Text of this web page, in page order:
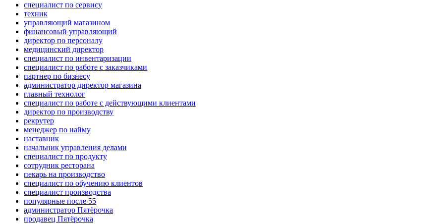
специалист по сервису
техник
управляющий магазином
финансовый управляющий
директор по персоналу
медицинский директор
специалист по инвентаризации
специалист по работе с заказчиками
партнер по бизнесу
администратор директор магазина
главный технолог
специалист по работе с действующими клиентами
директор по производству
рекрутер
менеджер по найму
наставник
начальник управления делами
специалист по продукту
сотрудник ресторана
пекарь на производство
специалист по обучению клиентов
специалист производства
популярные после 55
администратор Пятёрочка
продавец Пятёрочка